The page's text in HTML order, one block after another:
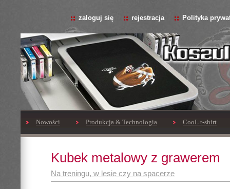
zaloguj się rejestracja Polityka
Nowości Produkcja & Technologia CooL t-shirt
Kubek metalowy z grawerem
Na treningu, w lesie czy na spacerze